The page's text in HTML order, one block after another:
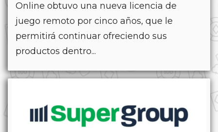
Online obtuvo una nueva licencia de
juego remoto por cinco años, que le
permitirá continuar ofreciendo sus
productos dentro...